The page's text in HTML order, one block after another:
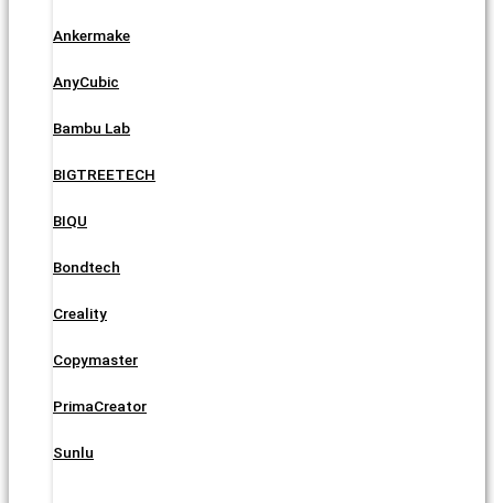
Ankermake
AnyCubic
Bambu Lab
BIGTREETECH
BIQU
Bondtech
Creality
Copymaster
PrimaCreator
Sunlu